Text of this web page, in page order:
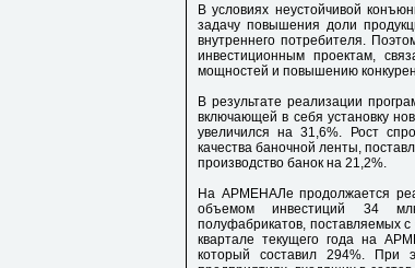
В условиях неустойчивой
задачу повышения доли
внутреннего потребителя.
инвестиционным проектам,
мощностей и повышению
В результате реализации
включающей в себя установку
увеличился на 31,6%. Рост
качества баночной ленты,
производство банок на 21,2%.
На АРМЕНАЛе продолжается
объемом инвестиций 34
полуфабрикатов, поставляемых
квартале текущего года на
который составил 294%. При